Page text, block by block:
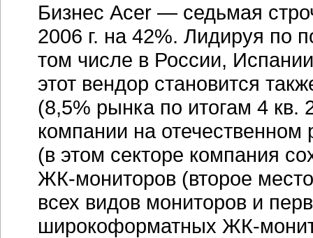
Бизнес Acer — седьмая
2006 г. на 42%. Лидируя по
том числе в России,
этот вендор становится
(8,5% рынка по итогам 4
компании на
(в этом секторе компания
ЖК-мониторов (второе
всех видов мониторов и
широкоформатных ЖК-